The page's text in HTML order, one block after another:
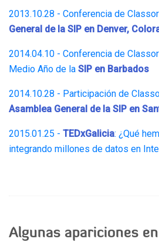
2013.10.28 - Conferencia de
General de la SIP en Denver,
2014.04.10 - Conferencia de
Medio Año de la SIP en Barbados
2014.10.28 - Participación de
Asamblea General de la SIP en
2015.01.25 - TEDxGalicia: ¿Qué
integrando millones de datos en
Algunas apariciones